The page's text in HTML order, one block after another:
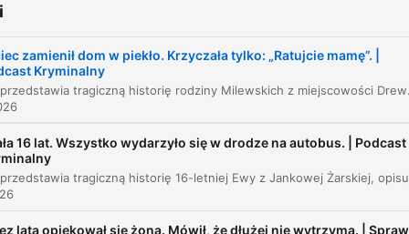
00:26:33 Tragiczny wieczór i atak nożem
00:31:17 Skutki ataku i walka o życie
00:37:33 Wyrok i kulisy zbrodni
zamienił dom w piekło. Krzyczała tylko: „Ratujcie mamę”. |
Kryminalny
Odcinek przedstawia tragiczną historię rodziny Milewskich z
16 lat. Wszystko wydarzyło się w drodze na autobus. | Podcast
lata opiekował się żoną. Mówił, że dłużej nie wytrzyma. |